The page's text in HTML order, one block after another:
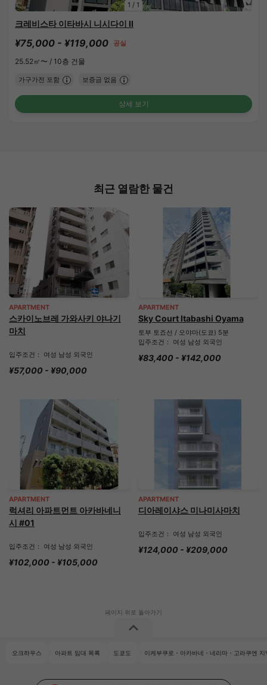
1 / 1
크레비스타 이타바시 니시다이 II
¥75,000 - ¥119,000 공실
25.52㎡〜 / 10층 건물
가구가전 포함 보증금 없음
상세 보기
최근 열람한 물건
APARTMENT
스카이노브레 가와사키 야나기
마치
입주조건： 여성 남성 외국인
¥57,000 - ¥90,000
APARTMENT
Sky Court Itabashi Oyama
토부 토죠선 / 오야마(도쿄) 5분
입주조건： 여성 남성 외국인
¥83,400 - ¥142,000
APARTMENT
럭셔리 아파트먼트 아카바네니
시 #01
입주조건： 여성 남성 외국인
¥102,000 - ¥105,000
APARTMENT
디아레이샤스 미나미사마치
입주조건： 여성 남성 외국인
¥124,000 - ¥209,000
오크하우스 아파트 임대 목록 도쿄도 이케부쿠로・아카바네・네리마・고라쿠엔 지